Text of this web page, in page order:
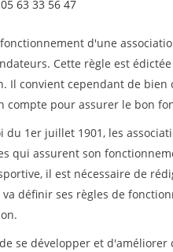
63 33 56 47
d'une
Cette règle est
Il convient cependant de
compte pour assurer le bon
du 1er juillet 1901, les
qui assurent son
il est nécessaire de
va définir ses règles de
se développer et